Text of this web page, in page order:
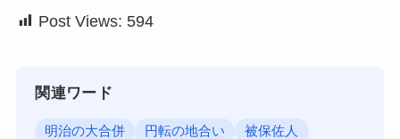
Post Views: 594
関連ワード
明治の大合併 円転の地合い 被保佐人